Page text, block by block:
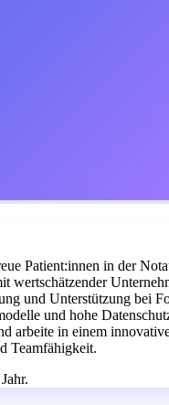
Patient:innen in der
wertschätzender
und Unterstützung bei
und hohe
arbeite in einem
Teamfähigkeit.